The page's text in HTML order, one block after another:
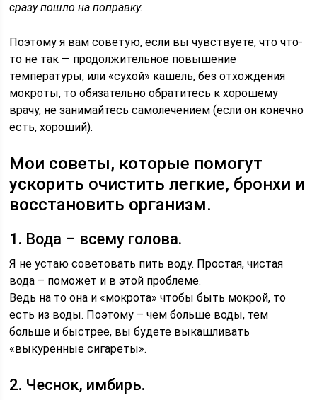
сразу пошло на поправку.
Поэтому я вам советую, если вы чувствуете, что что-
то не так — продолжительное повышение
температуры, или «сухой» кашель, без отхождения
мокроты, то обязательно обратитесь к хорошему
врачу, не занимайтесь самолечением (если он конечно
есть, хороший).
Мои советы, которые помогут
ускорить очистить легкие, бронхи и
восстановить организм.
1. Вода – всему голова.
Я не устаю советовать пить воду. Простая, чистая
вода – поможет и в этой проблеме.
Ведь на то она и «мокрота» чтобы быть мокрой, то
есть из воды. Поэтому – чем больше воды, тем
больше и быстрее, вы будете выкашливать
«выкуренные сигареты».
2. Чеснок, имбирь.